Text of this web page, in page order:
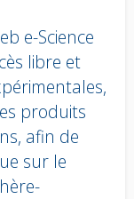
e-Science
libre et
produits
afin de
sur le